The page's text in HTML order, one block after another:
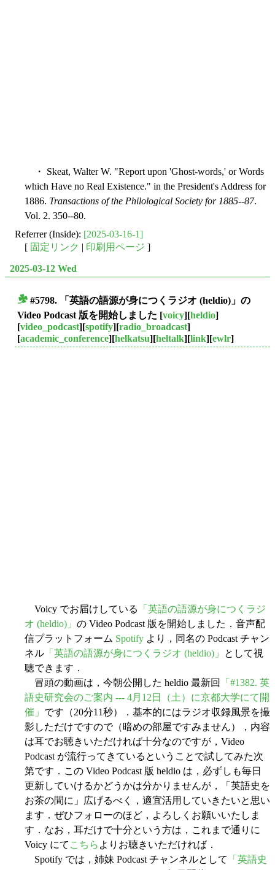
・ Skeat, Walter W. "Report upon 'Ghost-words,' or Words
which Have no Real Existence." in the President's Address for
1886. Transactions of the Philological Society for 1885--87.
Vol. 2. 350--80.
Referrer (Inside): [2025-03-16-1]
[ 固定リンク | 印刷用ページ ]
2025-03-12 Wed
#5798. 「英語の語源が身につくラジオ (heldio)」の
Video Podcast 版を開始しました [voicy][heldio]
[video_podcast][spotify][radio_broadcast]
[academic_conference][helkatsu][heltalk][link][ewlr]
Voicy でお届けしている
「英語の語源が身につくラジ
オ (heldio)」 の Video Podcast 版を開始しました．音声配
信プラットフォーム Spotify より，同名の Podcast チャン
ネル 「英語の語源が身につくラジオ (heldio)」
として視
聴できます．
冒頭の動画は，今朝公開した heldio 最新回
「#1382. 英
語史研究会のご案内 --- 4月12日（土）に京都大学にて開
催」 です（20分11秒）．基本的にはラジオ収録風景を撮
影しただけですので（暗めの部屋ですみません），内容
は耳でお聴きいただければ十分なのですが，Video
Podcast が流行ってきているということで試してみた次
第です．この Video Podcast 版 heldio は，必ずしも毎日
更新していけるかどうかは分かりませんが，「英語史を
お茶の間に」広げるべく，適宜活用していきたいと思い
ます．ぜひフォローのほど，よろしくお願いいたしま
す．なお，耳だけで十分という方は，これまで通りに
Voicy にて こちら よりお聴きいただければ．
Spotify では，姉妹 Podcast チャンネルとして
「英語史